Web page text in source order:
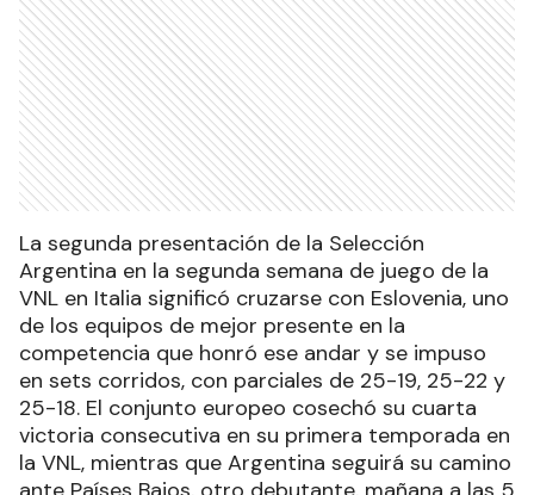
La segunda presentación de la Selección
Argentina en la segunda semana de juego de la
VNL en Italia significó cruzarse con Eslovenia, uno
de los equipos de mejor presente en la
competencia que honró ese andar y se impuso
en sets corridos, con parciales de 25-19, 25-22 y
25-18. El conjunto europeo cosechó su cuarta
victoria consecutiva en su primera temporada en
la VNL, mientras que Argentina seguirá su camino